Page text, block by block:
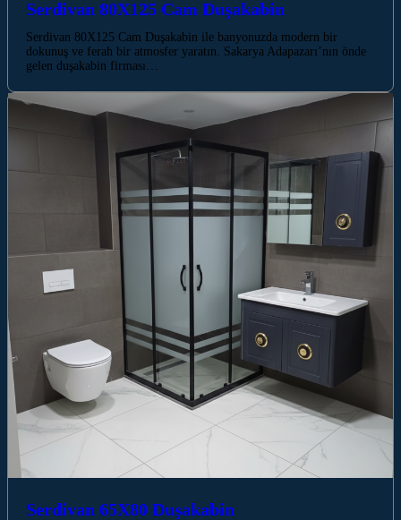
Serdivan 80X125 Cam Duşakabin
Serdivan 80X125 Cam Duşakabin ile banyonuzda modern bir
dokunuş ve ferah bir atmosfer yaratın. Sakarya Adapazarı’nın önde
gelen duşakabin firması…
Serdivan 65X80 Duşakabin